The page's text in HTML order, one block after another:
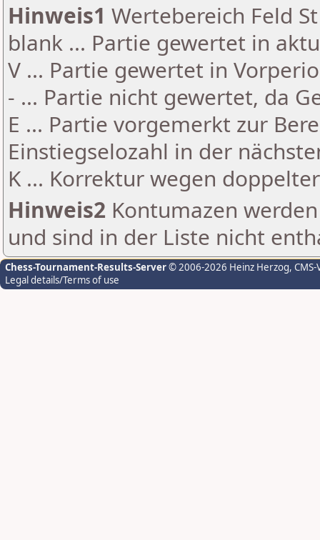
Hinweis1 Wertebereich Feld
blank ... Partie gewertet in
V ... Partie gewertet in
- ... Partie nicht gewertet, da
E ... Partie vorgemerkt zur
Einstiegselozahl in der
K ... Korrektur wegen
Hinweis2 Kontumazen
und sind in der Liste nicht
Chess-Tournament-Results-Server© 2006-2026 Heinz Herzog,
Legal details/Terms of use